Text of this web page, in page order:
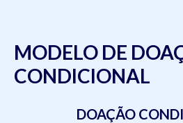
MODELO DE
CONDICIONAL
DOAÇÃO